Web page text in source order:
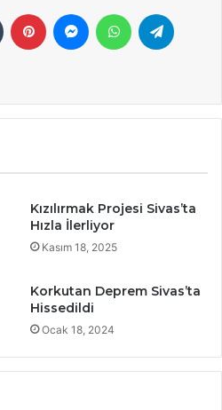
Tumblr Pinterest MessengerWhatsApp
Kızılırmak Projesi Sivas’ta
Hızla İlerliyor
Kasım 18, 2025
Korkutan Deprem Sivas’ta
Hissedildi
Ocak 18, 2024